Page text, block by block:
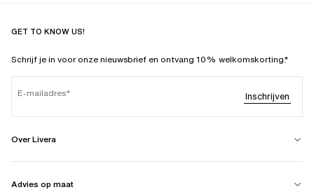
GET TO KNOW US!
Schrijf je in voor onze nieuwsbrief en ontvang 10% welkomskorting.*
E-mailadres Inschrijven
Over Livera
Advies op maat